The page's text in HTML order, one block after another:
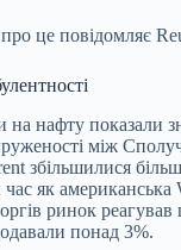
це повідомляє
на нафту показали
між
збільшилися
як американська
ринок
понад 3%.